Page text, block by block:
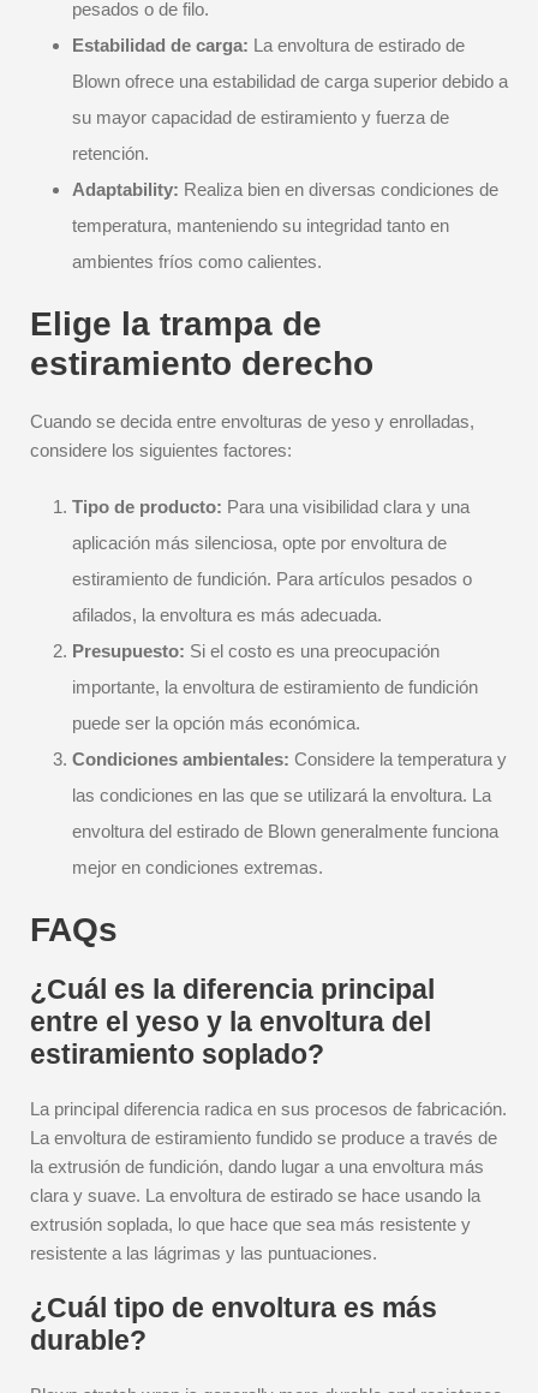
pesados o de filo.
Estabilidad de carga: La envoltura de estirado de
Blown ofrece una estabilidad de carga superior debido a
su mayor capacidad de estiramiento y fuerza de
retención.
Adaptability: Realiza bien en diversas condiciones de
temperatura, manteniendo su integridad tanto en
ambientes fríos como calientes.
Elige la trampa de
estiramiento derecho
Cuando se decida entre envolturas de yeso y enrolladas,
considere los siguientes factores:
Tipo de producto: Para una visibilidad clara y una
aplicación más silenciosa, opte por envoltura de
estiramiento de fundición. Para artículos pesados o
afilados, la envoltura es más adecuada.
Presupuesto: Si el costo es una preocupación
importante, la envoltura de estiramiento de fundición
puede ser la opción más económica.
Condiciones ambientales: Considere la temperatura y
las condiciones en las que se utilizará la envoltura. La
envoltura del estirado de Blown generalmente funciona
mejor en condiciones extremas.
FAQs
¿Cuál es la diferencia principal
entre el yeso y la envoltura del
estiramiento soplado?
La principal diferencia radica en sus procesos de fabricación.
La envoltura de estiramiento fundido se produce a través de
la extrusión de fundición, dando lugar a una envoltura más
clara y suave. La envoltura de estirado se hace usando la
extrusión soplada, lo que hace que sea más resistente y
resistente a las lágrimas y las puntuaciones.
¿Cuál tipo de envoltura es más
durable?